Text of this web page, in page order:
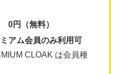
0円（無料）
アム会員のみ利用可
CLOAK は会員種